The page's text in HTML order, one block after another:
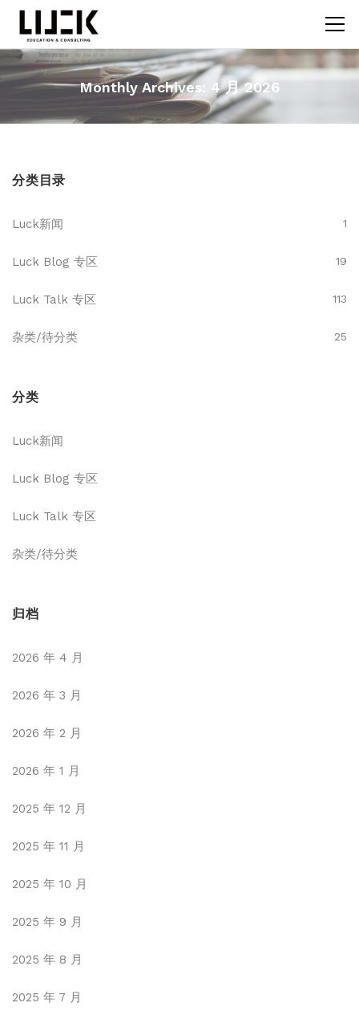
Monthly Archives: 4 月 2026
分类目录
Luck新闻 1
Luck Blog 专区 19
Luck Talk 专区 113
杂类/待分类 25
分类
Luck新闻
Luck Blog 专区
Luck Talk 专区
杂类/待分类
归档
2026 年 4 月
2026 年 3 月
2026 年 2 月
2026 年 1 月
2025 年 12 月
2025 年 11 月
2025 年 10 月
2025 年 9 月
2025 年 8 月
2025 年 7 月